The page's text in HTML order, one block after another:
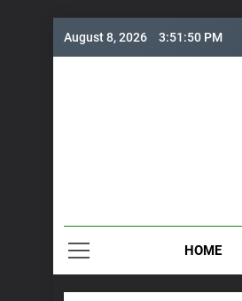
August 8, 2026 3:51:51 PM
HOME